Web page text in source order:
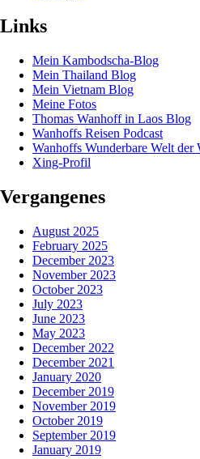
Links
Mein Kambodscha-Blog
Mein Thailand Blog
Mein Vietnam Blog
Meine Fotos
Thomas Wanhoff in Laos Blog
Wanhoffs Reisen Podcast
Wanhoffs Wunderbare Welt der
Xing-Profil
Vergangenes
August 2025
February 2025
December 2023
November 2023
October 2023
July 2023
June 2023
May 2023
December 2022
December 2021
January 2020
December 2019
November 2019
October 2019
September 2019
January 2019